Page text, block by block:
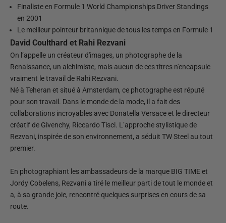
Finaliste en Formule 1 World Championships Driver Standings
en 2001
Le meilleur pointeur britannique de tous les temps en Formule 1
David Coulthard et Rahi Rezvani
On l’appelle un créateur d'images, un photographe de la
Renaissance, un alchimiste, mais aucun de ces titres n'encapsule
vraiment le travail de Rahi Rezvani.
Né à Teheran et situé à Amsterdam, ce photographe est réputé
pour son travail. Dans le monde de la mode, il a fait des
collaborations incroyables avec Donatella Versace et le directeur
créatif de Givenchy, Riccardo Tisci. L’approche stylistique de
Rezvani, inspirée de son environnement, a séduit TW Steel au tout
premier.
En photographiant les ambassadeurs de la marque BIG TIME et
Jordy Cobelens, Rezvani a tiré le meilleur parti de tout le monde et
a, à sa grande joie, rencontré quelques surprises en cours de sa
route.